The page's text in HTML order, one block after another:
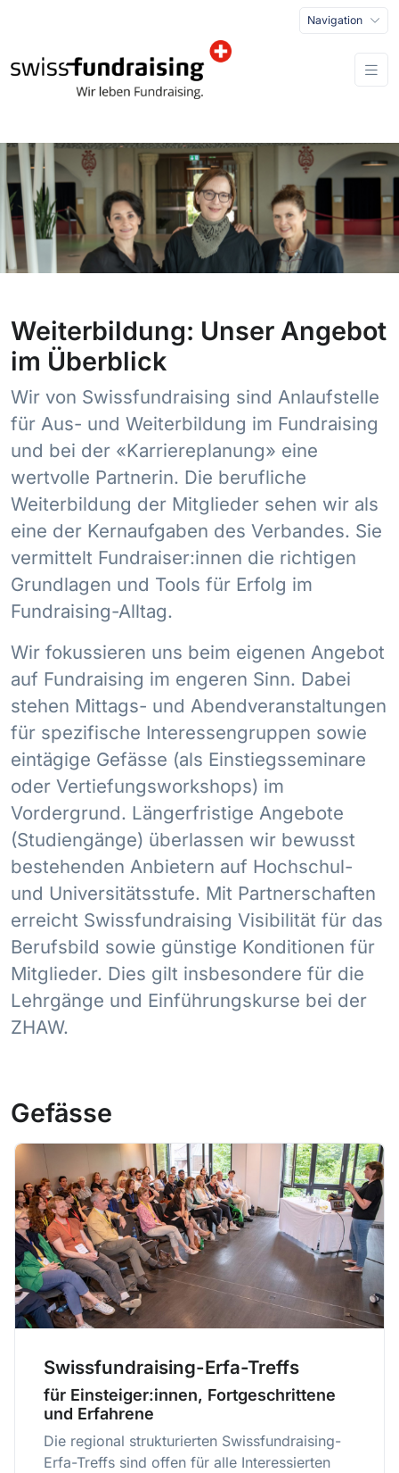
Navigation
Weiterbildung: Unser Angebot
im Überblick
Wir von Swissfundraising sind Anlaufstelle
für Aus- und Weiterbildung im Fundraising
und bei der «Karriereplanung» eine
wertvolle Partnerin. Die berufliche
Weiterbildung der Mitglieder sehen wir als
eine der Kernaufgaben des Verbandes. Sie
vermittelt Fundraiser:innen die richtigen
Grundlagen und Tools für Erfolg im
Fundraising-Alltag.
Wir fokussieren uns beim eigenen Angebot
auf Fundraising im engeren Sinn. Dabei
stehen Mittags- und Abendveranstaltungen
für spezifische Interessengruppen sowie
eintägige Gefässe (als Einstiegsseminare
oder Vertiefungsworkshops) im
Vordergrund. Längerfristige Angebote
(Studiengänge) überlassen wir bewusst
bestehenden Anbietern auf Hochschul-
und Universitätsstufe. Mit Partnerschaften
erreicht Swissfundraising Visibilität für das
Berufsbild sowie günstige Konditionen für
Mitglieder. Dies gilt insbesondere für die
Lehrgänge und Einführungskurse bei der
ZHAW.
Gefässe
Swissfundraising-Erfa-Treffs
für Einsteiger:innen, Fortgeschrittene
und Erfahrene
Die regional strukturierten Swissfundraising-
Erfa-Treffs sind offen für alle Interessierten